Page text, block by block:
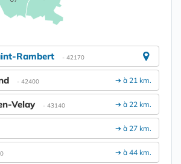
Rambert - 42170
➔ à 21 km.
- 42400
➔ à 22 km.
Velay - 43140
➔ à 27 km.
➔ à 44 km.